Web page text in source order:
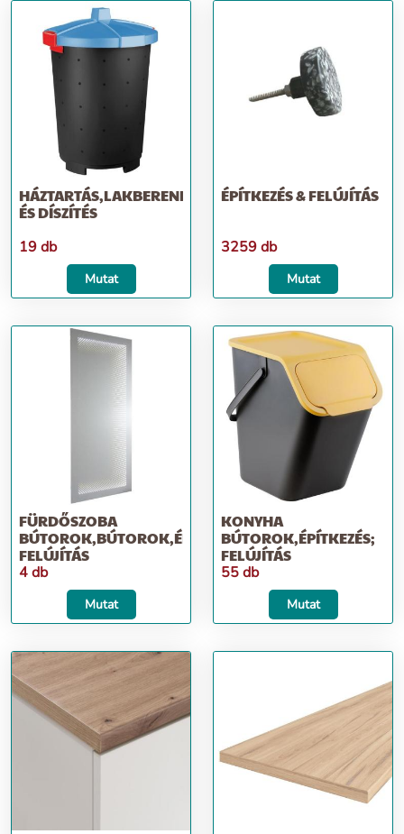
HÁZTARTÁS,LAKBERENDEZÉS
ÉS DÍSZÍTÉS
19 db
Mutat
ÉPÍTKEZÉS & FELÚJÍTÁS
3259 db
Mutat
FÜRDŐSZOBA
BÚTOROK,BÚTOROK,ÉPÍTKEZÉS;
FELÚJÍTÁS
4 db
Mutat
KONYHA
BÚTOROK,ÉPÍTKEZÉS;
FELÚJÍTÁS
55 db
Mutat